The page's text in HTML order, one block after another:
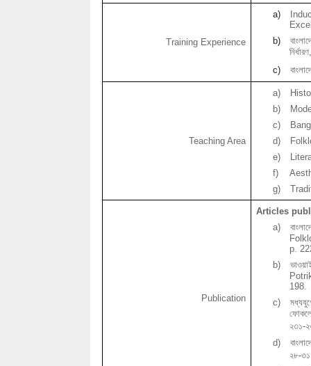
Training Experience
a)
b)
নির্ধারণ
c)
Teaching Area
a)
b)
c)
d)
e)
f)
g)
Publication
Articles
a)
p.
b)
198.
c)
২৩১-
d)
২৮-৩১